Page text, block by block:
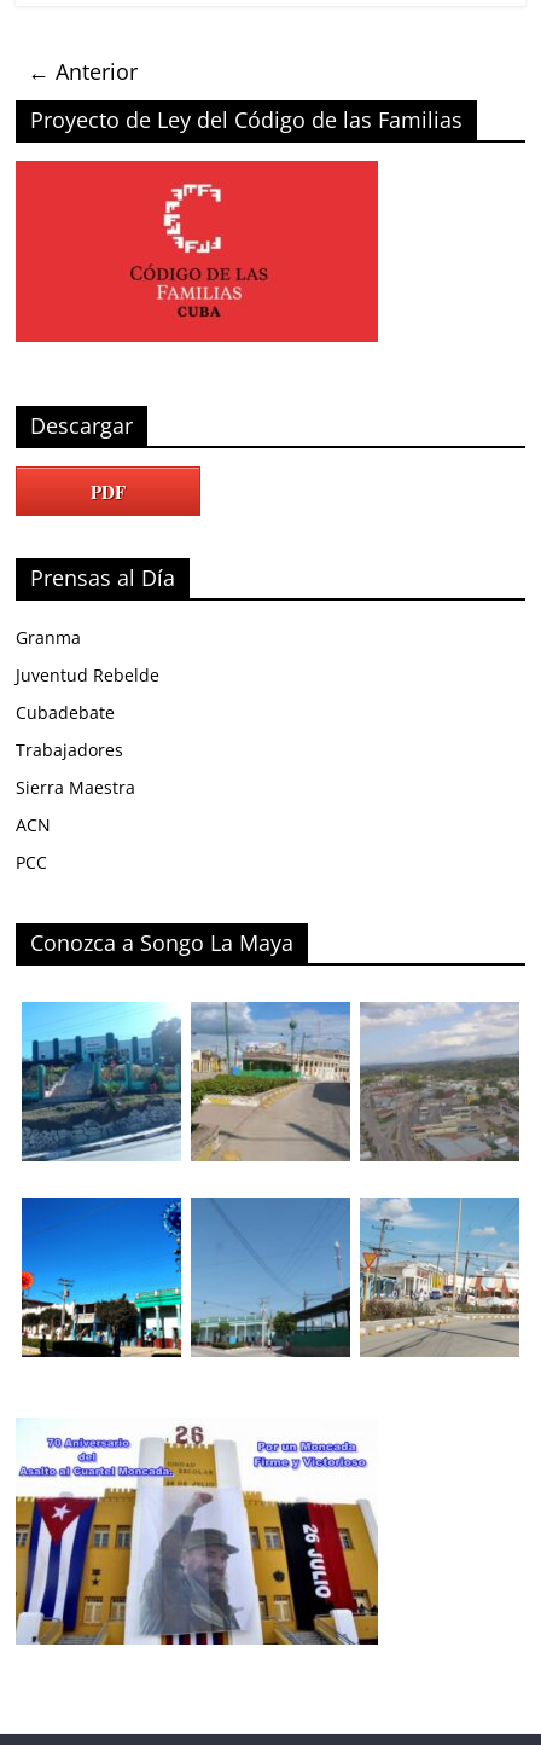
← Anterior
Proyecto de Ley del Código de las Familias
Descargar
PDF
Prensas al Día
Granma
Juventud Rebelde
Cubadebate
Trabajadores
Sierra Maestra
ACN
PCC
Conozca a Songo La Maya